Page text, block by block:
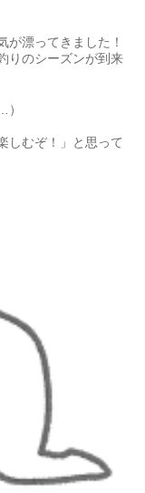
が漂ってきました！
りのシーズンが到来
）
しむぞ！」と思って